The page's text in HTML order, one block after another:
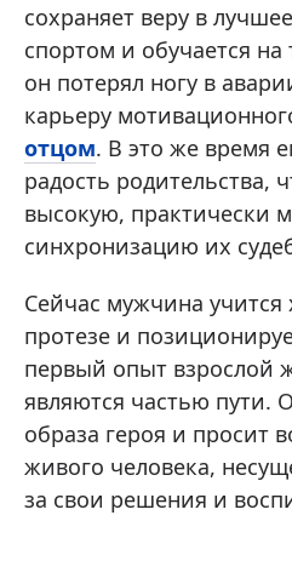
сохраняет веру в
спортом и обучается на
он потерял ногу в
карьеру
отцом. В это же время
радость родительства,
высокую, практически
синхронизацию их
Сейчас мужчина учится
протезе и
первый опыт взрослой
являются частью пути.
образа героя и просит
живого человека,
за свои решения и